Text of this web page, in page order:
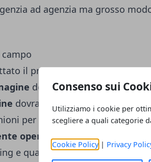
Consenso sui
Utilizziamo i cookie per
scegliere a quali categorie
Cookie Policy| Privacy
ad agenzia ma grosso
il preventivo l’agenzia
della tua attività o del tuo
dovrai fornire password e
per impostare il lavoro.
operativaper cui saranno
e qualsiasi altra attività possa